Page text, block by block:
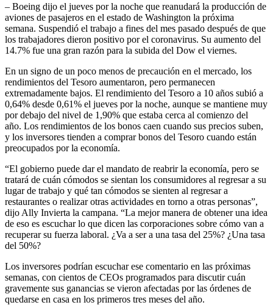
– Boeing dijo el jueves por la noche que reanudará la producción de
aviones de pasajeros en el estado de Washington la próxima
semana. Suspendió el trabajo a fines del mes pasado después de que
los trabajadores dieron positivo por el coronavirus. Su aumento del
14.7% fue una gran razón para la subida del Dow el viernes.
En un signo de un poco menos de precaución en el mercado, los
rendimientos del Tesoro aumentaron, pero permanecen
extremadamente bajos. El rendimiento del Tesoro a 10 años subió a
0,64% desde 0,61% el jueves por la noche, aunque se mantiene muy
por debajo del nivel de 1,90% que estaba cerca al comienzo del
año. Los rendimientos de los bonos caen cuando sus precios suben,
y los inversores tienden a comprar bonos del Tesoro cuando están
preocupados por la economía.
“El gobierno puede dar el mandato de reabrir la economía, pero se
tratará de cuán cómodos se sientan los consumidores al regresar a su
lugar de trabajo y qué tan cómodos se sienten al regresar a
restaurantes o realizar otras actividades en torno a otras personas”,
dijo Ally Invierta la campana. “La mejor manera de obtener una idea
de eso es escuchar lo que dicen las corporaciones sobre cómo van a
recuperar su fuerza laboral. ¿Va a ser a una tasa del 25%? ¿Una tasa
del 50%?
Los inversores podrían escuchar ese comentario en las próximas
semanas, con cientos de CEOs programados para discutir cuán
gravemente sus ganancias se vieron afectadas por las órdenes de
quedarse en casa en los primeros tres meses del año.